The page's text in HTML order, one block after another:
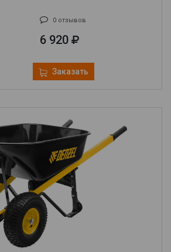
0 отзывов
6 920
Заказать